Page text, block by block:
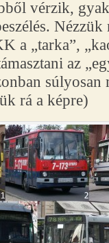
vérzik,
Nézzük
a „tarka”,
az
rá a képre)